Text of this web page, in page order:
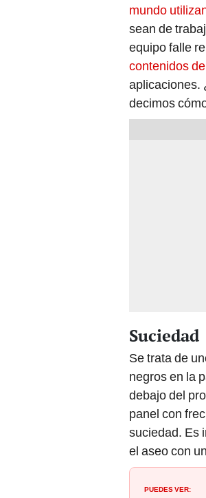
mundo
sean de
equipo falle
contenidos
aplicaciones.
decimos
Suciedad
Se trata de
negros en la
debajo del
panel con
suciedad. Es
el aseo con un
PUEDES VER: